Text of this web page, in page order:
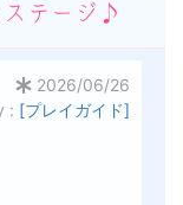
テージ♪
2026/06/26
: [プレイガイド]